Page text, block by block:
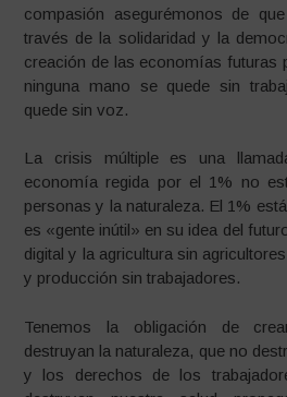
compasión asegurémonos de
través de la solidaridad y la
creación de las economías futuras
ninguna mano se quede sin
quede sin voz.
La crisis múltiple es una
economía regida por el 1% no
personas y la naturaleza. El 1%
es «gente inútil» en su idea del
digital y la agricultura sin
y producción sin trabajadores.
Tenemos la obligación de
destruyan la naturaleza, que no
y los derechos de los